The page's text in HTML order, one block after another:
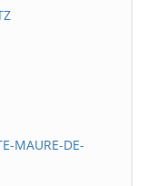
MAURE-DE-